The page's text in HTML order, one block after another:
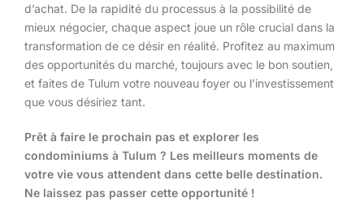
d’achat. De la rapidité du processus à la possibilité de
mieux négocier, chaque aspect joue un rôle crucial dans la
transformation de ce désir en réalité. Profitez au maximum
des opportunités du marché, toujours avec le bon soutien,
et faites de Tulum votre nouveau foyer ou l’investissement
que vous désiriez tant.
Prêt à faire le prochain pas et explorer les
condominiums à Tulum ? Les meilleurs moments de
votre vie vous attendent dans cette belle destination.
Ne laissez pas passer cette opportunité !